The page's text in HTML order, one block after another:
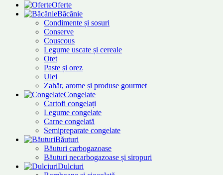
Oferte
Băcănie
Condimente și sosuri
Conserve
Couscous
Legume uscate și cereale
Otet
Paste și orez
Ulei
Zahăr, arome și produse gourmet
Congelate
Cartofi congelați
Legume congelate
Carne congelată
Semipreparate congelate
Băuturi
Băuturi carbogazoase
Băuturi necarbogazoase și siropuri
Dulciuri